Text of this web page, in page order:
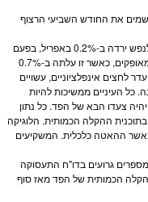
את החודש השביעי הרצוף
ביום שישי פורסם כי מדד בטחון הצרכנים נסק לרמתו הגבוהה ביותר מזה 6 שנים בחודש מאי. אך ההוצאה לנפש ירדה ב-0.2% באפריל, בפעם
הראשונה בכמעט שנה ואיכזבה את המשקיעים שציפו לעליה של 0.1%. במקביל נראה כי לחצי האינפלציה מאופקים, כאשר זו עלתה ב-0.7%
2009. ההוצאה לנפש החלשה והיעדר לחצים אינפלציוניים, עשויים
כל העיניים ממשיכות להיות
צעדו הבא של הפד. כל נתון
ההקלה הכמותית. הלוגיקה
מאשר ההאטה כלכלית. המשקיעים
גרועים בדו"ח התעסוקה
הכמותית של הפד מאז סוף